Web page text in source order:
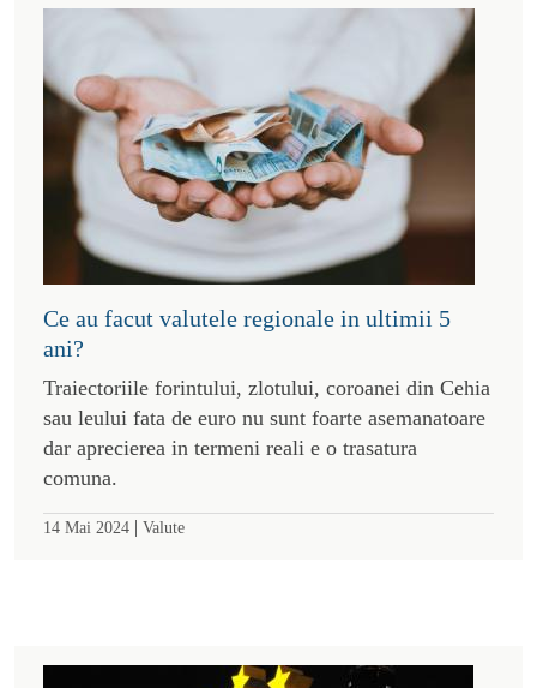
Ce au facut valutele regionale in ultimii 5
ani?
Traiectoriile forintului, zlotului, coroanei din Cehia
sau leului fata de euro nu sunt foarte asemanatoare
dar aprecierea in termeni reali e o trasatura
comuna.
14 Mai 2024 | Valute